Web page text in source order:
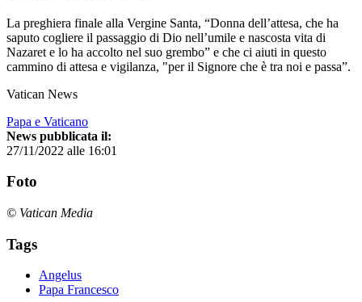
La preghiera finale alla Vergine Santa, “Donna dell’attesa, che ha
saputo cogliere il passaggio di Dio nell’umile e nascosta vita di
Nazaret e lo ha accolto nel suo grembo” e che ci aiuti in questo
cammino di attesa e vigilanza, "per il Signore che è tra noi e passa”.
Vatican News
Papa e Vaticano
News pubblicata il:
27/11/2022 alle 16:01
Foto
© Vatican Media
Tags
Angelus
Papa Francesco